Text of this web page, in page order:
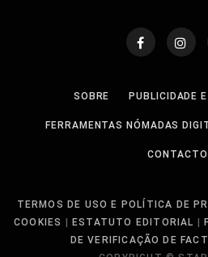
SOBRE PUBLICIDADE
FERRAMENTAS NÓMADAS
TERMOS DE USO E POLÍTICA DE
COOKIES | ESTATUTO EDITORIAL |
DE VERIFICAÇÃO DE